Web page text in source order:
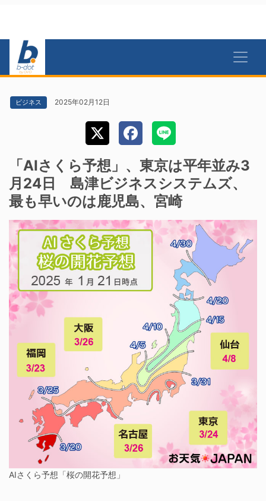
ビジネス 2025年02月12日
「AIさくら予想」、東京は平年並み3
月24日 島津ビジネスシステムズ、
最も早いのは鹿児島、宮崎
AIさくら予想「桜の開花予想」